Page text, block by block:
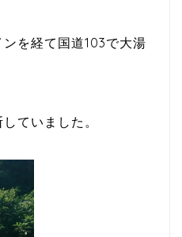
を経て国道103で大湯
ていました。